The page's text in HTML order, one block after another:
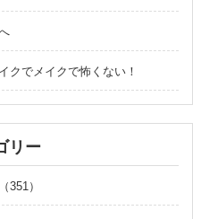
クでメイクで怖くない！
リー
351）